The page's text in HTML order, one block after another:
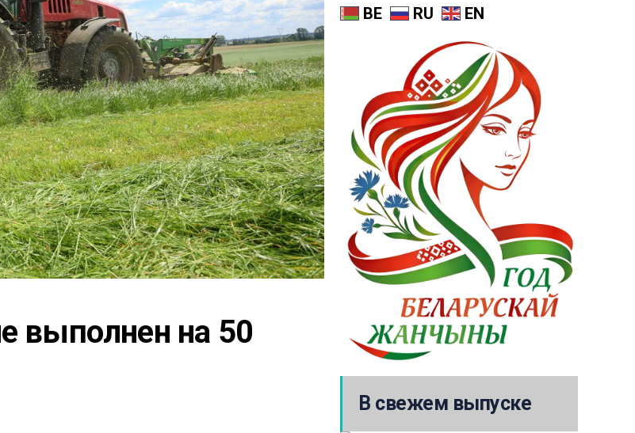
выполнен на 50
BE RU EN
В свежем выпуске